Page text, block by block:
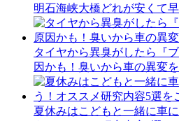
明石海峡大橋どれが安くて
タイヤから異臭がしたら『
因かも！臭いから車の異変
夏休みはこどもと一緒に車